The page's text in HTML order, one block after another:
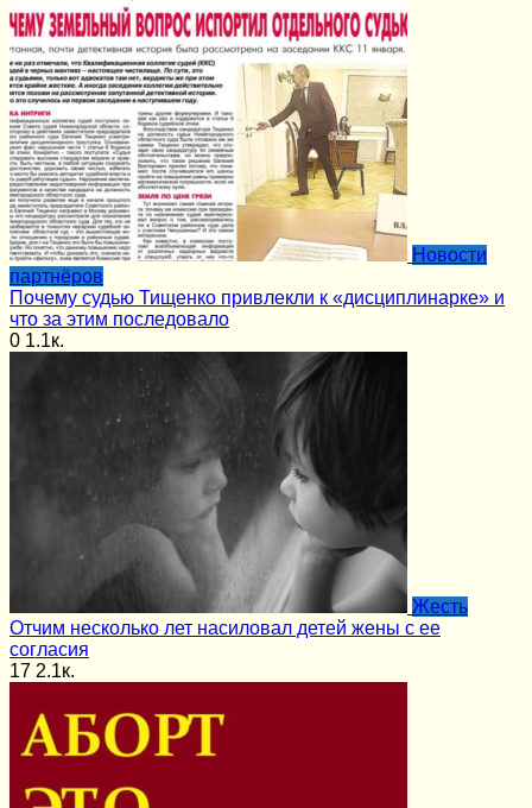
Новости
партнёров
Почему судью Тищенко привлекли к «дисциплинарке» и
что за этим последовало
0 1.1к.
Жесть
Отчим несколько лет насиловал детей жены с ее
согласия
17 2.1к.